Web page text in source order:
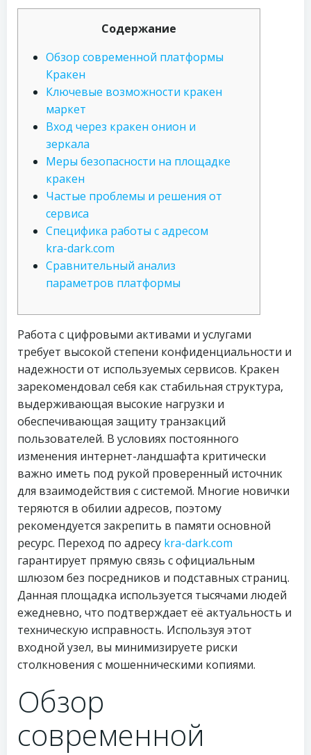
Содержание
Обзор современной платформы
Кракен
Ключевые возможности кракен
маркет
Вход через кракен онион и
зеркала
Меры безопасности на площадке
кракен
Частые проблемы и решения от
сервиса
Специфика работы с адресом
kra-dark.com
Сравнительный анализ
параметров платформы
Работа с цифровыми активами и услугами
требует высокой степени конфиденциальности и
надежности от используемых сервисов. Кракен
зарекомендовал себя как стабильная структура,
выдерживающая высокие нагрузки и
обеспечивающая защиту транзакций
пользователей. В условиях постоянного
изменения интернет-ландшафта критически
важно иметь под рукой проверенный источник
для взаимодействия с системой. Многие новички
теряются в обилии адресов, поэтому
рекомендуется закрепить в памяти основной
ресурс. Переход по адресу kra-dark.com
гарантирует прямую связь с официальным
шлюзом без посредников и подставных страниц.
Данная площадка используется тысячами людей
ежедневно, что подтверждает её актуальность и
техническую исправность. Используя этот
входной узел, вы минимизируете риски
столкновения с мошенническими копиями.
Обзор
современной